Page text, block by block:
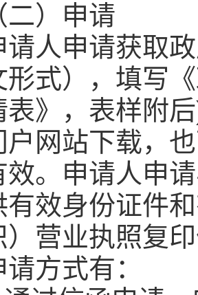
）申请
申请获取政
形式），填写
表》，表样附
户网站下载，
效。申请人申
有效身份证件
）营业执照复
式有：